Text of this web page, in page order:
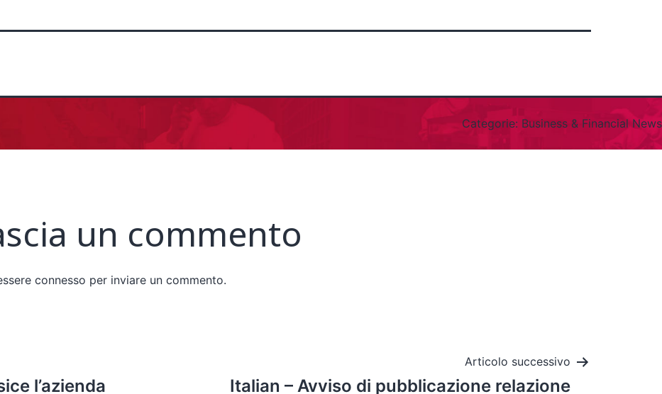
Categorie: Business & Financial News
un commento
connesso per inviare un commento.
l’azienda
Articolo successivo
Italian – Avviso di pubblicazione relazione